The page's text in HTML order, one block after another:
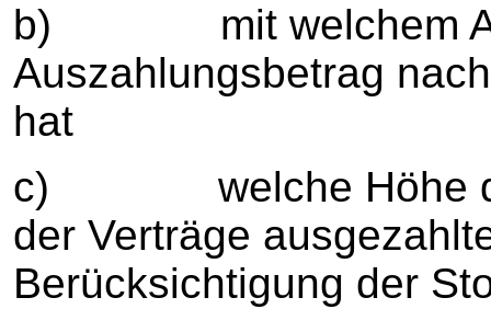
b) mit welchem
Auszahlungsbetrag
hat
c) welche Höhe der
der Verträge
Berücksichtigung der